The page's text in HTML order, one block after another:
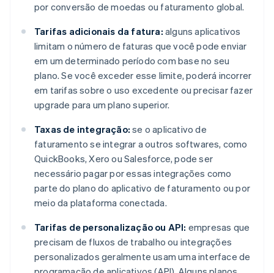
por conversão de moedas ou faturamento global.
Tarifas adicionais da fatura: alguns aplicativos
limitam o número de faturas que você pode enviar
em um determinado período com base no seu
plano. Se você exceder esse limite, poderá incorrer
em tarifas sobre o uso excedente ou precisar fazer
upgrade para um plano superior.
Taxas de integração: se o aplicativo de
faturamento se integrar a outros softwares, como
QuickBooks, Xero ou Salesforce, pode ser
necessário pagar por essas integrações como
parte do plano do aplicativo de faturamento ou por
meio da plataforma conectada.
Tarifas de personalização ou API: empresas que
precisam de fluxos de trabalho ou integrações
personalizados geralmente usam uma interface de